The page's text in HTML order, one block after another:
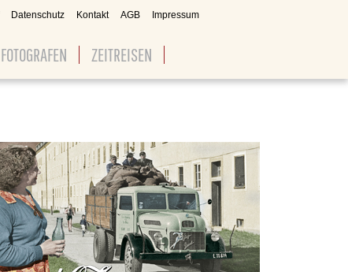
Datenschutz Kontakt AGB Impressum
FOTOGRAFEN ZEITREISEN